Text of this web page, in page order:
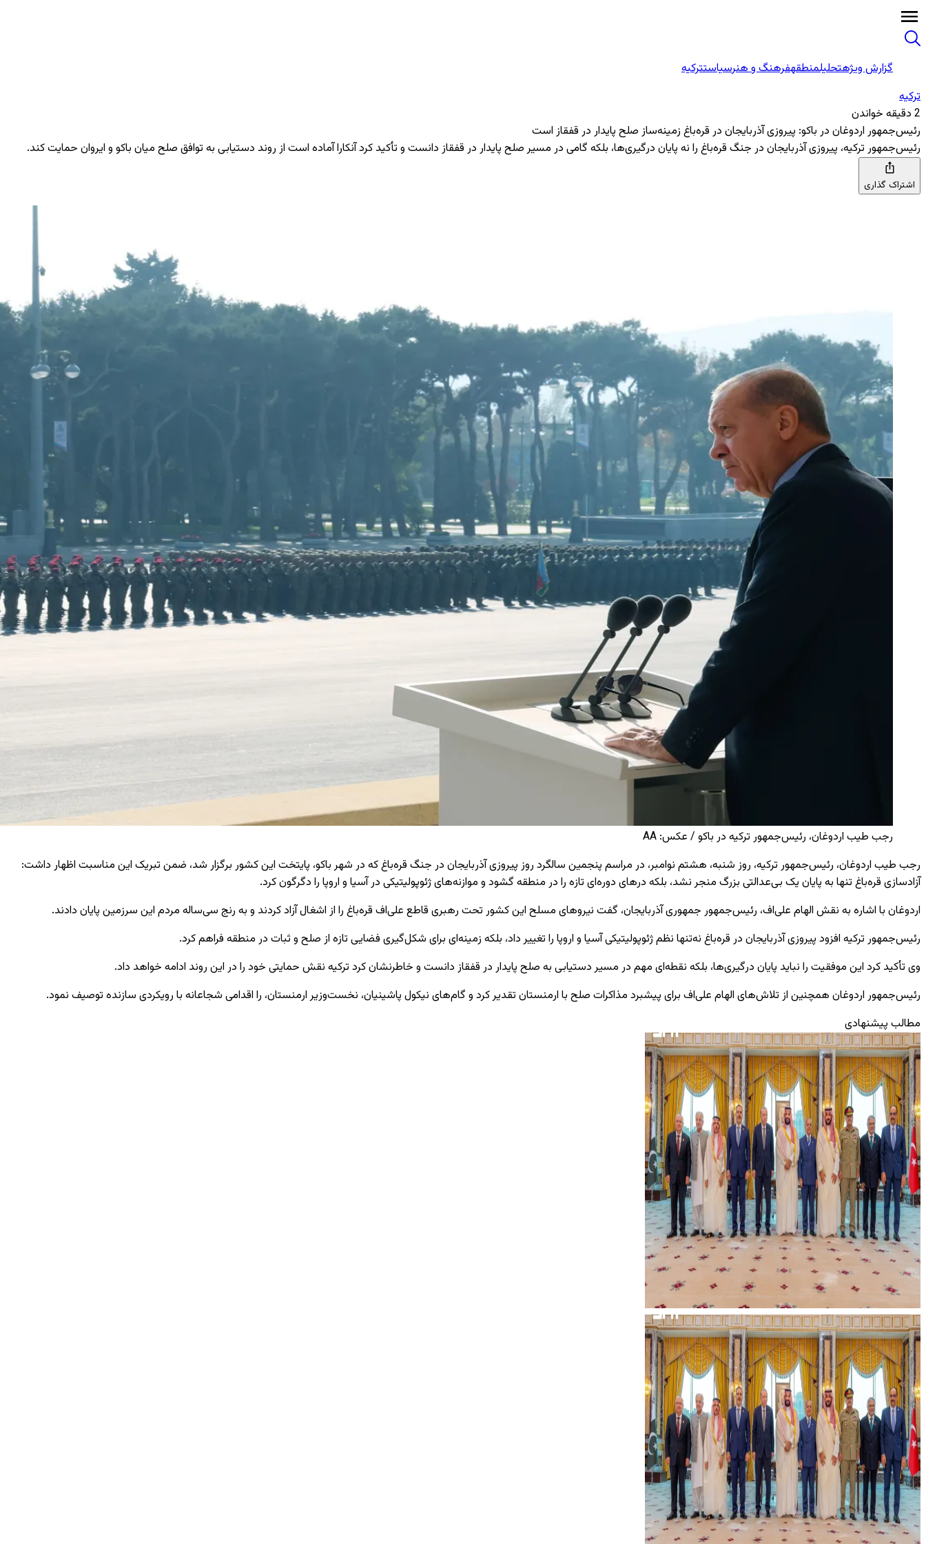
گزارش ویژهتحلیلمنطقهفرهنگ و هنرسیاستترکیه
ترکیه
2 دقیقه خواندن
رئیس‌جمهور اردوغان در باکو: پیروزی آذربایجان در قره‌باغ زمینه‌ساز صلح پایدار در قفقاز است
رئیس‌جمهور ترکیه، پیروزی آذربایجان در جنگ قره‌باغ را نه پایان درگیری‌ها، بلکه گامی در مسیر صلح پایدار در قفقاز دانست و تأکید کرد آنکارا آماده است از روند دستیابی به توافق صلح میان باکو و ایروان حمایت کند.
اشتراک گذاری
رجب طیب اردوغان، رئیس‌جمهور ترکیه در باکو / عکس: AA
رجب طیب اردوغان، رئیس‌جمهور ترکیه، روز شنبه، هشتم نوامبر، در مراسم پنجمین سالگرد روز پیروزی آذربایجان در جنگ قره‌باغ که در شهر باکو، پایتخت این کشور برگزار شد، ضمن تبریک این مناسبت اظهار داشت:
آزادسازی قره‌باغ تنها به پایان یک بی‌عدالتی بزرگ منجر نشد، بلکه درهای دوره‌ای تازه را در منطقه گشود و موازنه‌های ژئوپولیتیکی در آسیا و اروپا را دگرگون کرد.
اردوغان با اشاره به نقش الهام علی‌اف، رئیس‌جمهور جمهوری آذربایجان، گفت نیروهای مسلح این کشور تحت رهبری قاطع علی‌اف قره‌باغ را از اشغال آزاد کردند و به رنج سی‌ساله مردم این سرزمین پایان دادند.
رئیس‌جمهور ترکیه افزود پیروزی آذربایجان در قره‌باغ نه‌تنها نظم ژئوپولیتیکی آسیا و اروپا را تغییر داد، بلکه زمینه‌ای برای شکل‌گیری فضایی تازه از صلح و ثبات در منطقه فراهم کرد.
وی تأکید کرد این موفقیت را نباید پایان درگیری‌ها، بلکه نقطه‌ای مهم در مسیر دستیابی به صلح پایدار در قفقاز دانست و خاطرنشان کرد ترکیه نقش حمایتی خود را در این روند ادامه خواهد داد.
رئیس‌جمهور اردوغان همچنین از تلاش‌های الهام علی‌اف برای پیشبرد مذاکرات صلح با ارمنستان تقدیر کرد و گام‌های نیکول پاشینیان، نخست‌وزیر ارمنستان، را اقدامی شجاعانه با رویکردی سازنده توصیف نمود.
مطالب پیشنهادی